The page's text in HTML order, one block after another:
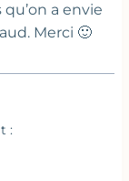
a envie
Merci 🙂
: